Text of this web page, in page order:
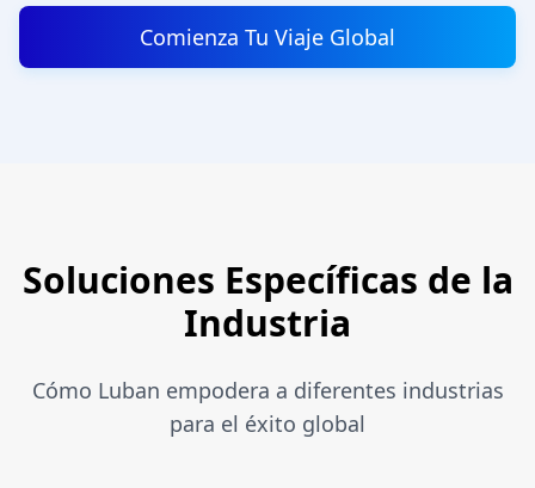
Comienza Tu Viaje Global
Soluciones Específicas de la
Industria
Cómo Luban empodera a diferentes industrias
para el éxito global